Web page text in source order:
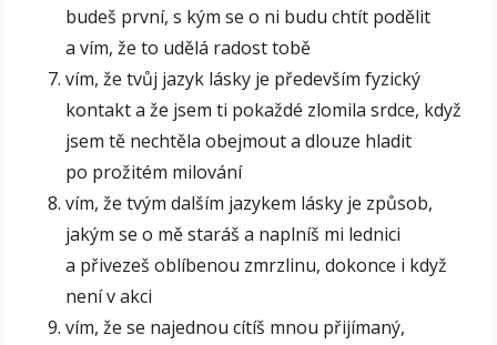
budeš první, s kým se o ni budu chtít podělit
a vím, že to udělá radost tobě
vím, že tvůj jazyk lásky je především fyzický
kontakt a že jsem ti pokaždé zlomila srdce, když
jsem tě nechtěla obejmout a dlouze hladit
po prožitém milování
vím, že tvým dalším jazykem lásky je způsob,
jakým se o mě staráš a naplníš mi lednici
a přivezeš oblíbenou zmrzlinu, dokonce i když
není v akci
vím, že se najednou cítíš mnou přijímaný,